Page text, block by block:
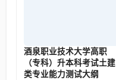
酒泉职业技术大学高职
（专科）升本科考试土建
类专业能力测试大纲